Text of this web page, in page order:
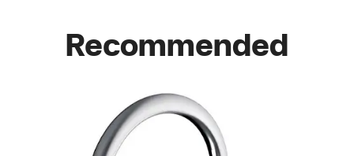
Recommended